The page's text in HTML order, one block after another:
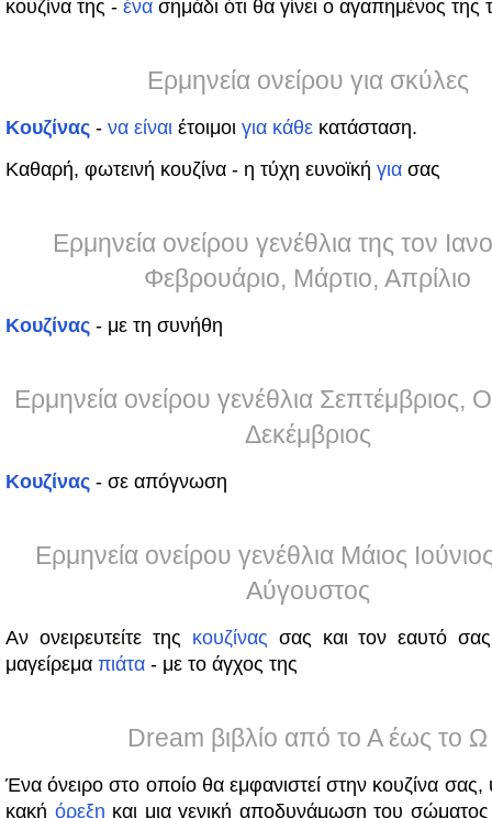
κουζίνα της - ένα σημάδι ότι θα γίνει ο αγαπημένος της
Ερμηνεία ονείρου για σκύλες
Κουζίνας - να είναι έτοιμοι για κάθε κατάσταση.
Καθαρή, φωτεινή κουζίνα - η τύχη ευνοϊκή για σας
Ερμηνεία ονείρου γενέθλια της τον
Φεβρουάριο, Μάρτιο, Απρίλιο
Κουζίνας - με τη συνήθη
Ερμηνεία ονείρου γενέθλια Σεπτέμβριος,
Δεκέμβριος
Κουζίνας - σε απόγνωση
Ερμηνεία ονείρου γενέθλια Μάιος
Αύγουστος
Αν ονειρευτείτε της κουζίνας σας και τον εαυτό
μαγείρεμα πιάτα - με το άγχος της
Dream βιβλίο από το Α έως το Ω
Ένα όνειρο στο οποίο θα εμφανιστεί στην κουζίνα σας,
κακή όρεξη και μια γενική αποδυνάμωση του